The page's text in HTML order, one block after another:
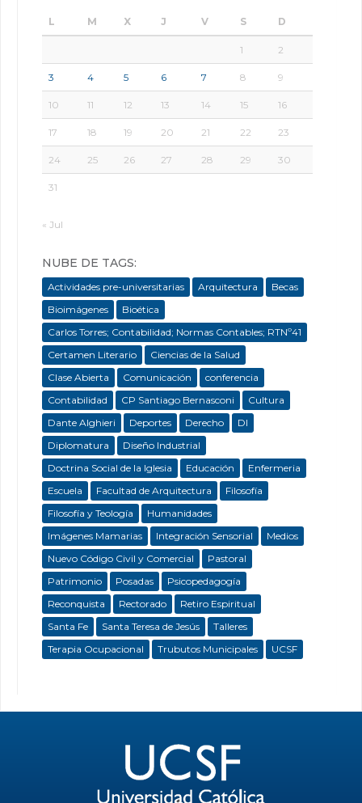
L M X J V S D
1 2
3 4 5 6 7 8 9
10 11 12 13 14 15 16
17 18 19 20 21 22 23
24 25 26 27 28 29 30
31
« Jul
NUBE DE TAGS:
Actividades pre-universitarias Arquitectura
Becas
Bioimágenes
Bioética
Carlos Torres; Contabilidad; Normas Contables; RTNº41
Certamen Literario
Ciencias de la Salud
Clase Abierta
Comunicación
conferencia
Contabilidad
CP Santiago Bernasconi
Cultura
Dante Alghieri
Deportes Derecho
DI
Diplomatura
Diseño Industrial
Doctrina Social de la Iglesia
Educación
Enfermeria
Escuela
Facultad de Arquitectura
Filosofía
Filosofía y Teología
Humanidades
Imágenes Mamarias
Integración Sensorial
Medios
Nuevo Código Civil y Comercial
Pastoral
Patrimonio
Posadas
Psicopedagogía
Reconquista
Rectorado
Retiro Espiritual
Santa Fe
Santa Teresa de Jesús
Talleres
Terapia Ocupacional
Trubutos Municipales UCSF